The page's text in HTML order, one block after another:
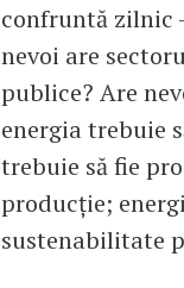
confruntă zilnic
nevoi are
publice? Are
energia trebuie
trebuie să fie
producție;
sustenabilitate